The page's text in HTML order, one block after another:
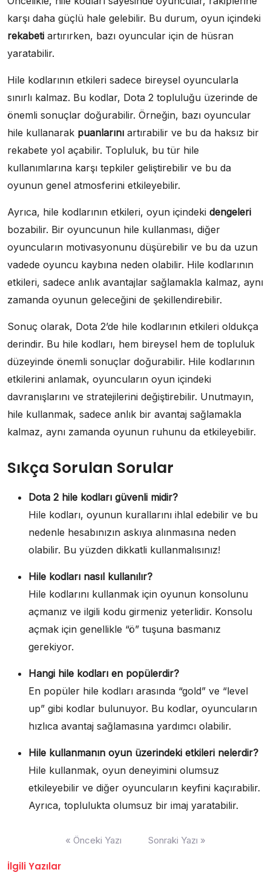
karşı daha güçlü hale gelebilir. Bu durum, oyun içindeki
rekabeti artırırken, bazı oyuncular için de hüsran
yaratabilir.
Hile kodlarının etkileri sadece bireysel oyuncularla
sınırlı kalmaz. Bu kodlar, Dota 2 topluluğu üzerinde de
önemli sonuçlar doğurabilir. Örneğin, bazı oyuncular
hile kullanarak puanlarını artırabilir ve bu da haksız bir
rekabete yol açabilir. Topluluk, bu tür hile
kullanımlarına karşı tepkiler geliştirebilir ve bu da
oyunun genel atmosferini etkileyebilir.
Ayrıca, hile kodlarının etkileri, oyun içindeki dengeleri
bozabilir. Bir oyuncunun hile kullanması, diğer
oyuncuların motivasyonunu düşürebilir ve bu da uzun
vadede oyuncu kaybına neden olabilir. Hile kodlarının
etkileri, sadece anlık avantajlar sağlamakla kalmaz, aynı
zamanda oyunun geleceğini de şekillendirebilir.
Sonuç olarak, Dota 2’de hile kodlarının etkileri oldukça
derindir. Bu hile kodları, hem bireysel hem de topluluk
düzeyinde önemli sonuçlar doğurabilir. Hile kodlarının
etkilerini anlamak, oyuncuların oyun içindeki
davranışlarını ve stratejilerini değiştirebilir. Unutmayın,
hile kullanmak, sadece anlık bir avantaj sağlamakla
kalmaz, aynı zamanda oyunun ruhunu da etkileyebilir.
Sıkça Sorulan Sorular
Dota 2 hile kodları güvenli midir?
Hile kodları, oyunun kurallarını ihlal edebilir ve bu
nedenle hesabınızın askıya alınmasına neden
olabilir. Bu yüzden dikkatli kullanmalısınız!
Hile kodları nasıl kullanılır?
Hile kodlarını kullanmak için oyunun konsolunu
açmanız ve ilgili kodu girmeniz yeterlidir. Konsolu
açmak için genellikle “ö” tuşuna basmanız
gerekiyor.
Hangi hile kodları en popülerdir?
En popüler hile kodları arasında “gold” ve “level
up” gibi kodlar bulunuyor. Bu kodlar, oyuncuların
hızlıca avantaj sağlamasına yardımcı olabilir.
Hile kullanmanın oyun üzerindeki etkileri nelerdir?
Hile kullanmak, oyun deneyimini olumsuz
etkileyebilir ve diğer oyuncuların keyfini kaçırabilir.
Ayrıca, toplulukta olumsuz bir imaj yaratabilir.
« Önceki Yazı Sonraki Yazı »
İlgili Yazılar